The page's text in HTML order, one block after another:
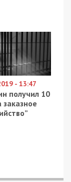
городскую
фуры марки
тормоза.
торможения
наружной
именно в
“Renault”.